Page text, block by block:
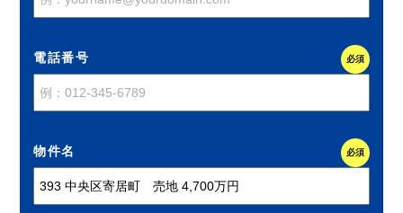
電話番号 必須
物件名 必須